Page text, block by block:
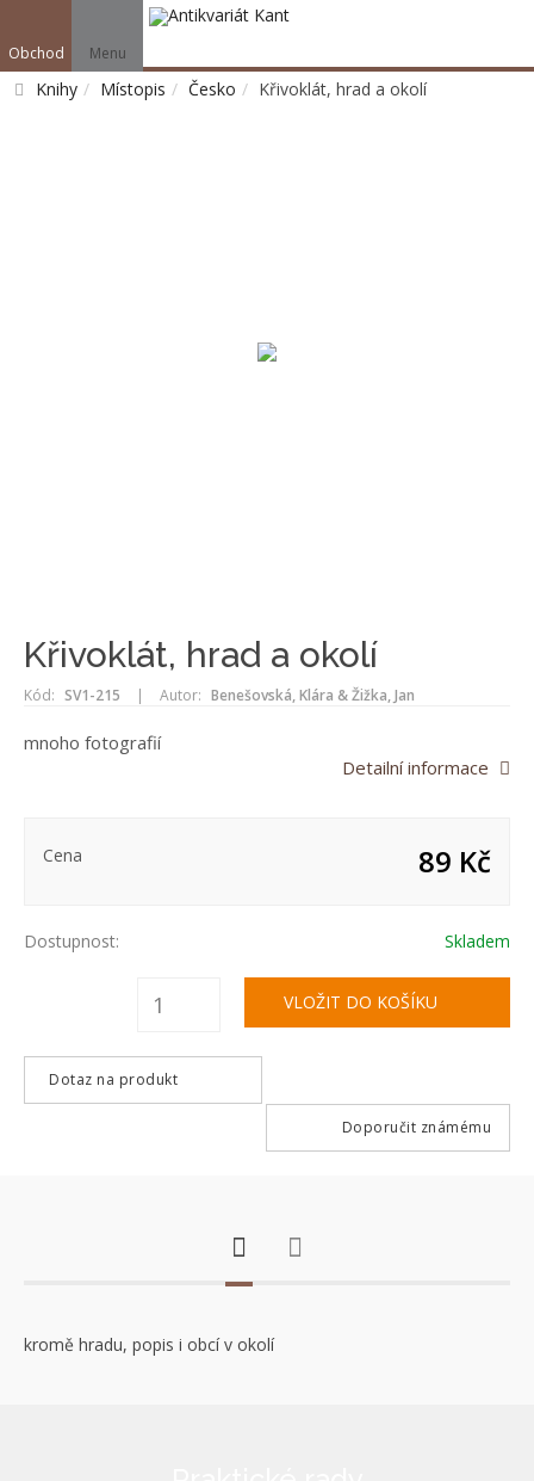
Obchod Menu
Knihy Místopis Česko Křivoklát, hrad a okolí
Křivoklát, hrad a okolí
Kód: SV1-215 | Autor: Benešovská, Klára & Žižka, Jan
mnoho fotografií
Detailní informace
Cena 89 Kč
Dostupnost: Skladem
Dotaz na produkt
Doporučit známému
kromě hradu, popis i obcí v okolí